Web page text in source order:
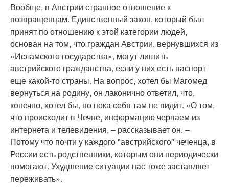
Вообще, в Австрии странное отношение к
возвращенцам. Единственный закон, который был
принят по отношению к этой категории людей,
основан на том, что граждан Австрии, вернувшихся из
«Исламского государства», могут лишить
австрийского гражданства, если у них есть паспорт
еще какой-то страны. На вопрос, хотел бы Магомед
вернуться на родину, он лаконично ответил, что,
конечно, хотел бы, но пока себя там не видит. «О том,
что происходит в Чечне, информацию черпаем из
интернета и телевидения, – рассказывает он. –
Потому что почти у каждого "австрийского" чеченца, в
России есть родственники, которым они периодически
помогают. Ухудшение ситуации нас тоже заставляет
переживать».